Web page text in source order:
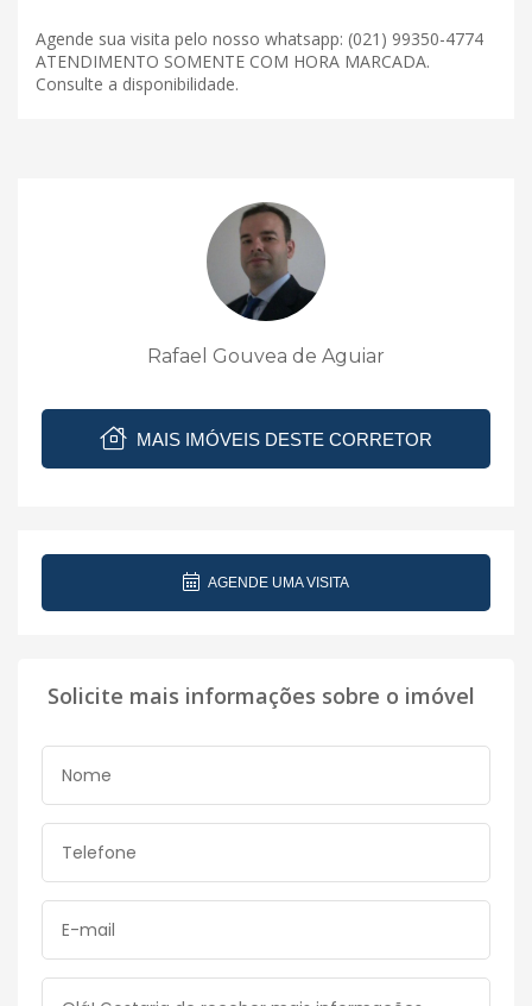
Agende sua visita pelo nosso whatsapp: (021) 99350-4774
ATENDIMENTO SOMENTE COM HORA MARCADA.
Consulte a disponibilidade.
Rafael Gouvea de Aguiar
MAIS IMÓVEIS DESTE CORRETOR
AGENDE UMA VISITA
Solicite mais informações sobre o imóvel